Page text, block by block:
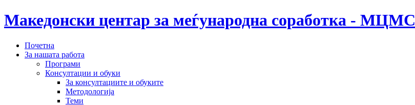
Македонски центар за меѓународна соработка - МЦМС
Почетна
За нашата работа
Програми
Консултации и обуки
За консултациите и обуките
Методологија
Теми